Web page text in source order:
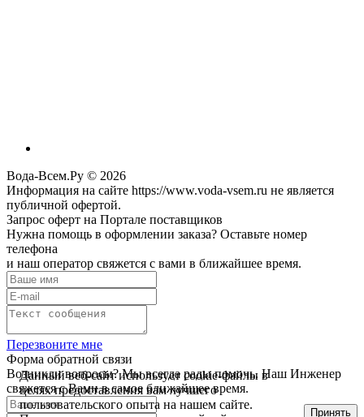
Вода-Всем.Ру © 2026
Информация на сайте https://www.voda-vsem.ru не является
публичной офертой.
Запрос оферт на Портале поставщиков
Нужна помощь в оформлении заказа? Оставьте номер
телефона
и наш оператор свяжется с вами в ближайшее время.
Перезвоните мне
Форма обратной связи
Возникли вопросы? Мы всегда рады помочь. Наш Инженер
свяжется с Вами в самое ближайшее время.
Данный веб-сайт использует cookie-файлы в
целях предоставления вам лучшего
пользовательского опыта на нашем сайте.
Принять